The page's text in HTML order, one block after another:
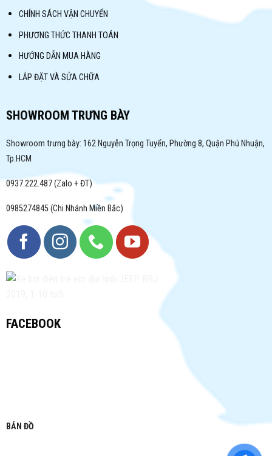
CHÍNH SÁCH VẬN CHUYỂN
PHƯƠNG THỨC THANH TOÁN
HƯỚNG DẪN MUA HÀNG
LẮP ĐẶT VÀ SỬA CHỮA
SHOWROOM TRƯNG BÀY
Showroom trưng bày: 162 Nguyễn Trọng Tuyển, Phường 8, Quận Phú Nhuận,
Tp.HCM
0937.222.487 (Zalo + ĐT)
0985274845 (Chi Nhánh Miền Bắc)
FACEBOOK
BẢN ĐỒ